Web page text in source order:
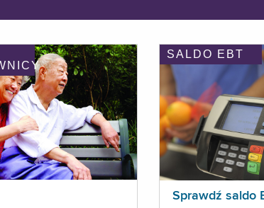
SALDO EBT
Sprawdź saldo